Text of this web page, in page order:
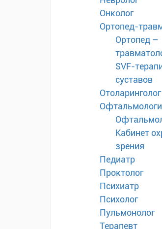
Онколог
Ортопед-
Ортопед –
SVF-
суставов
Отоларинголог
Кабинет
зрения
Педиатр
Проктолог
Психиатр
Психолог
Пульмонолог
Терапевт